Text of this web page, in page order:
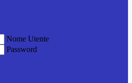
Nome Utente
Password